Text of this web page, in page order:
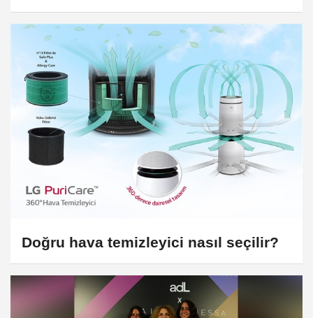
tutuyor
Doğru hava temizleyici nasıl seçilir?